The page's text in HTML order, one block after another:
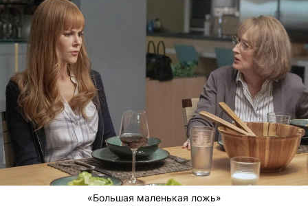
«Большая маленькая ложь»